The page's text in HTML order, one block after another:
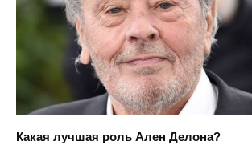
Какая лучшая роль Ален Делона?